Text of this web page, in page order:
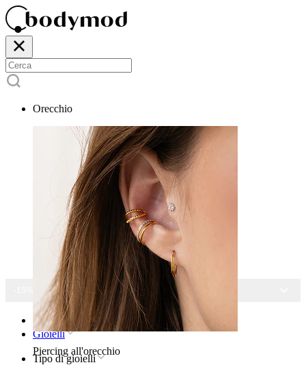
Orecchio
Piercing all'orecchio
-15% SU TUTTI I GIOIELLI
Home
Gioielli
Tipo di gioielli